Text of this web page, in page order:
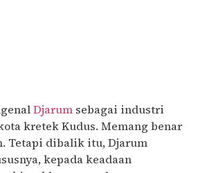
Djarum sebagai industri
kretek Kudus. Memang benar
Tetapi dibalik itu, Djarum
kepada keadaan